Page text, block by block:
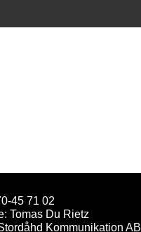
45 71 02
Tomas Du Rietz
Kommunikation AB